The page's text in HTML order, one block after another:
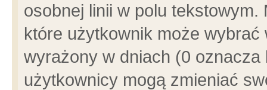
osobnej linii w polu
które użytkownik może
wyrażony w dniach (0
użytkownicy mogą zmieniać